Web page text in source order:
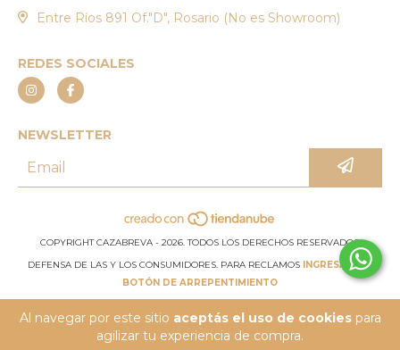
Al navegar por este sitio aceptás el uso de cookiespara
agilizar tu experiencia de compra.
Entre Ríos 891 Of."D", Rosario (No es Showroom)
REDES SOCIALES
NEWSLETTER
COPYRIGHT CAZABREVA - 2026. TODOS LOS DERECHOS RESERVADOS.
DEFENSA DE LAS Y LOS CONSUMIDORES. PARA RECLAMOS INGRESÁ ACÁ.
BOTÓN DE ARREPENTIMIENTO